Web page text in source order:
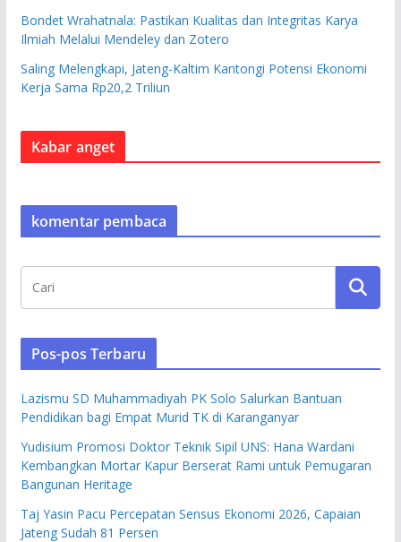
Bondet Wrahatnala: Pastikan Kualitas dan Integritas Karya
Ilmiah Melalui Mendeley dan Zotero
Saling Melengkapi, Jateng-Kaltim Kantongi Potensi Ekonomi
Kerja Sama Rp20,2 Triliun
Kabar anget
komentar pembaca
Pos-pos Terbaru
Lazismu SD Muhammadiyah PK Solo Salurkan Bantuan
Pendidikan bagi Empat Murid TK di Karanganyar
Yudisium Promosi Doktor Teknik Sipil UNS: Hana Wardani
Kembangkan Mortar Kapur Berserat Rami untuk Pemugaran
Bangunan Heritage
Taj Yasin Pacu Percepatan Sensus Ekonomi 2026, Capaian
Jateng Sudah 81 Persen